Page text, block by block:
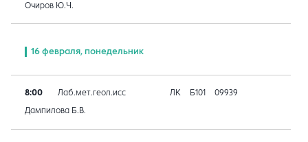
Очиров Ю.Ч.
16 февраля, понедельник
8:00 Лаб.мет.геол.исс ЛК Б101 09939
Дампилова Б.В.